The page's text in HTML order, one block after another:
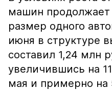
машин продолжает
размер одного
июня в структуре
составил 1,24 млн
увеличившись на
мая и примерно